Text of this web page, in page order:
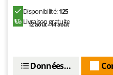
S.T.P.
Schnitzer
Disponibilité:125
Livraison gratuite
12 août - 14 août
Données techniques